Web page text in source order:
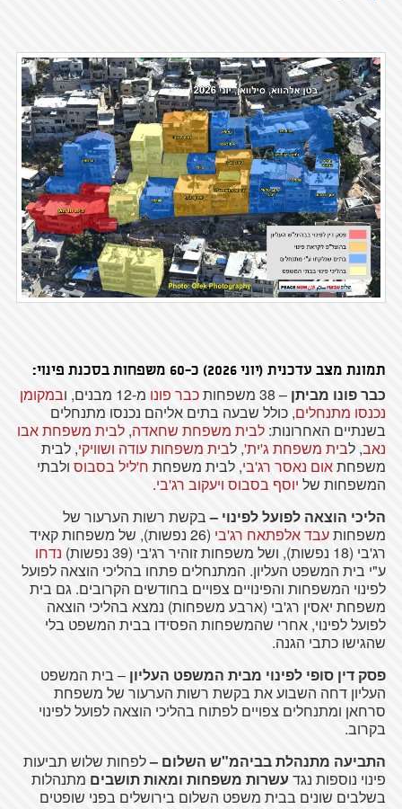
תמונת מצב עדכנית (יוני 2026) כ-60 משפחות בסכנת פינוי:
כבר פונו מביתן – 38 משפחות כבר פונו מ-12 מבנים, ו
במקומן
נכנסו מתנחלים, כולל שבעה בתים אליהם נכנסו מתנחלים
בשנתיים האחרונות: לבית משפחת שחאדה, לבית משפחת אבו
נאב, לבית משפחת ג'ית', לבית משפחות עודה ושוויקי, לבית
משפחתאום נאסר רג'בי, לבית משפחת ח'ליל בסבוסולבתי
המשפחות של יוסף בסבוס ויעקוב רג'בי.
הליכי הוצאה לפועל לפינוי –בקשת רשות הערעור של
משפחותעבד אלפתאח רג'בי
(26 נפשות), של משפחות קאיד
רג'בי (18 נפשות), ושל משפחות זוהיר רג'בי (39 נפשות)
נדחו
ע"י בית המשפט העליון. המתנחלים פתחו בהליכי הוצאה לפועל
לפינוי המשפחות והפינויים צפויים בחודשים הקרובים. גם בית
משפחת יאסין רג'בי (ארבע משפחות) נמצא בהליכי הוצאה
לפועל לפינוי, אחרי שהמשפחות הפסידו בבית המשפט בלי
שהגישו כתבי הגנה.
פסק דין סופי לפינוי מבית המשפט העליון – בית המשפט
העליון דחה השבוע את בקשת רשות הערעור של משפחת
סרחאן ומתנחלים צפויים לפתוח בהליכי הוצאה לפועל לפינוי
בקרוב.
התביעה מתנהלת בביהמ"ש השלום –לפחות שלוש תביעות
פינוי נוספות נגד עשרות משפחות ומאות תושבים מתנהלות
בשלבים שונים בבית משפט השלום בירושלים בפני שופטים